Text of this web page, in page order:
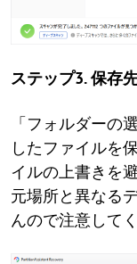
ステップ3. 保存
「フォルダーの
したファイルを
イルの上書きを
元場所と異なる
んので注意して